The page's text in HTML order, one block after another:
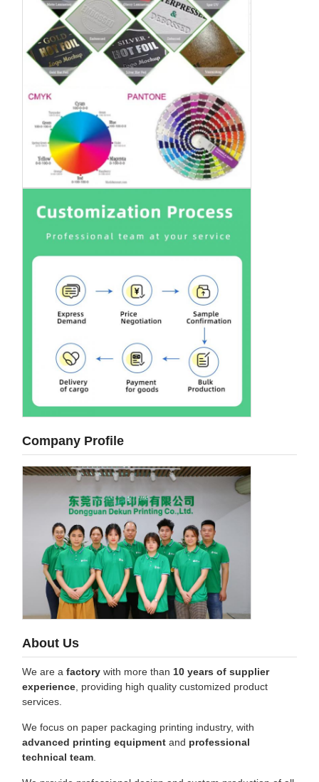
Company Profile
About Us
We are a factory with more than 10 years of supplier
experience , providing high quality customized product
services.
We focus on paper packaging printing industry, with
advanced printing equipment and professional
technical team